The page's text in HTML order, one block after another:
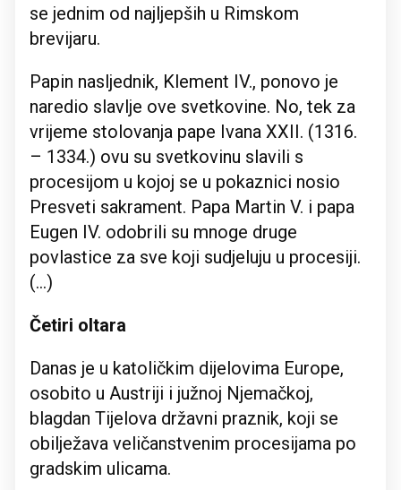
se jednim od najljepših u Rimskom
brevijaru.
Papin nasljednik, Klement IV., ponovo je
naredio slavlje ove svetkovine. No, tek za
vrijeme stolovanja pape Ivana XXII. (1316.
– 1334.) ovu su svetkovinu slavili s
procesijom u kojoj se u pokaznici nosio
Presveti sakrament. Papa Martin V. i papa
Eugen IV. odobrili su mnoge druge
povlastice za sve koji sudjeluju u procesiji.
(…)
Četiri oltara
Danas je u katoličkim dijelovima Europe,
osobito u Austriji i južnoj Njemačkoj,
blagdan Tijelova državni praznik, koji se
obilježava veličanstvenim procesijama po
gradskim ulicama.